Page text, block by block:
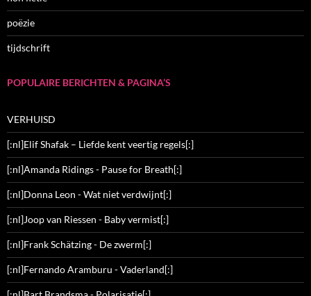
poëzie
tijdschrift
POPULAIRE BERICHTEN & PAGINA’S
VERHUISD
[:nl]Elif Shafak – Liefde kent veertig regels[:]
[:nl]Amanda Ridings - Pause for Breath[:]
[:nl]Donna Leon - Wat niet verdwijnt[:]
[:nl]Joop van Riessen - Baby vermist[:]
[:nl]Frank Schätzing - De zwerm[:]
[:nl]Fernando Aramburu - Vaderland[:]